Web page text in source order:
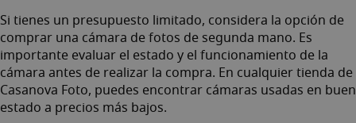
Si tienes un presupuesto limitado, considera la opción de
comprar una cámara de fotos de segunda mano. Es
importante evaluar el estado y el funcionamiento de la
cámara antes de realizar la compra. En cualquier tienda de
Casanova Foto, puedes encontrar cámaras usadas en buen
estado a precios más bajos.